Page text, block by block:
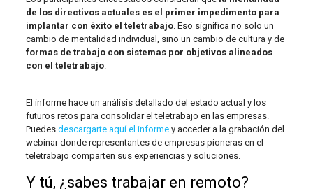
de los directivos actuales es el primer impedimento para
implantar con éxito el teletrabajo. Eso significa no solo un
cambio de mentalidad individual, sino un cambio de cultura y de
formas de trabajo con sistemas por objetivos alineados
con el teletrabajo.
El informe hace un análisis detallado del estado actual y los
futuros retos para consolidar el teletrabajo en las empresas.
Puedes descargarte aquí el informey acceder a la grabación del
webinar donde representantes de empresas pioneras en el
teletrabajo comparten sus experiencias y soluciones.
Y tú, ¿sabes trabajar en remoto?